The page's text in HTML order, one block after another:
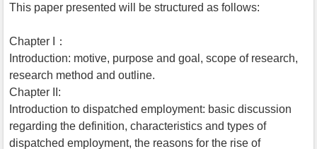
This paper presented will be structured as follows:
Chapter I：
Introduction: motive, purpose and goal, scope of research,
research method and outline.
Chapter II:
Introduction to dispatched employment: basic discussion
regarding the definition, characteristics and types of
dispatched employment, the reasons for the rise of